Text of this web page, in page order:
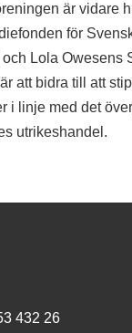
är vidare
för
Lola Owesens
att bidra till att
i linje med det
utrikeshandel.
432 26